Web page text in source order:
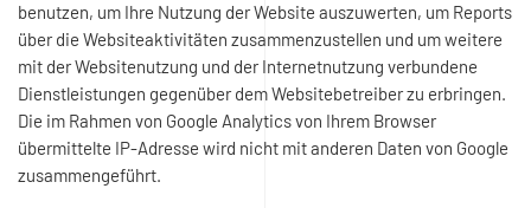
benutzen, um Ihre Nutzung der Website auszuwerten, um Reports
über die Websiteaktivitäten zusammenzustellen und um weitere
mit der Websitenutzung und der Internetnutzung verbundene
Dienstleistungen gegenüber dem Websitebetreiber zu erbringen.
Die im Rahmen von Google Analytics von Ihrem Browser
übermittelte IP-Adresse wird nicht mit anderen Daten von Google
zusammengeführt.